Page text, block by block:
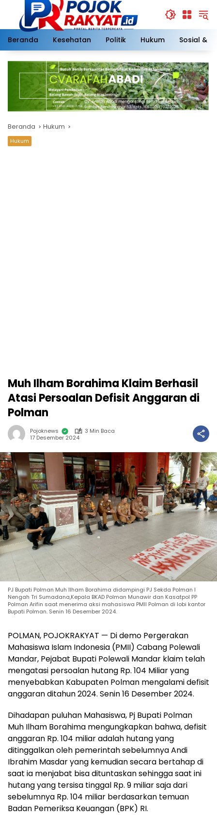
Langsung
konten
Beranda
Kesehatan Politik Hukum Sosial &
Beranda Hukum
Hukum
Muh Ilham Borahima Klaim Berhasil
Atasi Persoalan Defisit Anggaran di
Polman
Pojoknews
3 Min Baca
17 Desember 2024
PJ Bupati Polman Muh Ilham Borahima didampingi PJ Sekda Polman I
Nengah Tri Sumadana,Kepala BKAD Polman Munawir dan Kasatpol PP
Polman Arifin saat menerima aksi mahasiswa PMII Polman di lobi kantor
Bupati Polman. Senin 16 Desember 2024.
POLMAN, POJOKRAKYAT — Di demo Pergerakan
Mahasiswa Islam Indonesia (PMII) Cabang Polewali
Mandar, Pejabat Bupati Polewali Mandar klaim telah
mengatasi persoalan hutang Rp. 104 Miliar yang
menyebabkan Kabupaten Polman mengalami defisit
anggaran ditahun 2024. Senin 16 Desember 2024.
Dihadapan puluhan Mahasiswa, Pj Bupati Polman
Muh Ilham Borahima mengungkapkan bahwa, defisit
anggaran Rp. 104 miliar adalah hutang yang
ditinggalkan oleh pemerintah sebelumnya Andi
Ibrahim Masdar yang kemudian secara bertahap di
saat ia menjabat bisa dituntaskan sehingga saat ini
hutang yang tersisa tinggal Rp. 9 miliar saja dari
sebelumnya Rp. 104 miliar berdasarkan temuan
Badan Pemeriksa Keuangan (BPK) RI.